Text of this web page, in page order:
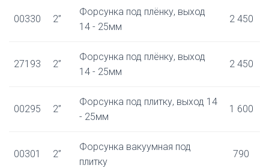
00330 2”
Форсунка под плёнку, выход
14 - 25мм
2 450
27193 2”
Форсунка под плёнку, выход
14 - 25мм
2 450
00295 2”
Форсунка под плитку, выход 14
- 25мм
1 600
00301 2”
Форсунка вакуумная под
плитку
790